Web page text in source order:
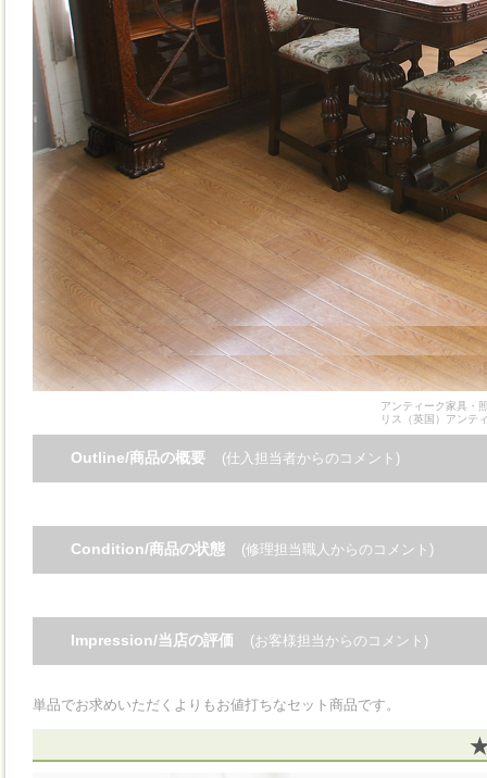
アンティーク家具・
リス（英国）アンテ
Outline/商品の概要 (仕入担当者からのコメント)
Condition/商品の状態 (修理担当職人からのコメント)
Impression/当店の評価 (お客様担当からのコメント)
単品でお求めいただくよりもお値打ちなセット商品です。